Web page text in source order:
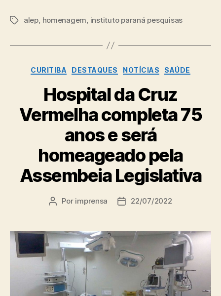
Tagsalep, homenagem, instituto paraná pesquisas
Categorias
CURITIBA DESTAQUES NOTÍCIAS SAÚDE
Hospital da Cruz
Vermelha completa 75
anos e será
homeageado pela
Assembeia Legislativa
Autor
Por imprensa
Data22/07/2022